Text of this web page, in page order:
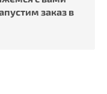
заказ в